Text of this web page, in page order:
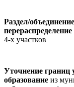
Раздел/
4-х участков
Уточнение границ
образование из